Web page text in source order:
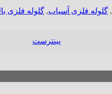
, گلوله فلزی آسیاب, گلوله فلزی
پینترست